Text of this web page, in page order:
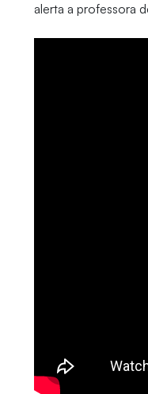
alerta a professora